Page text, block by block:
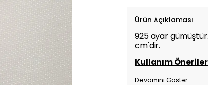
Ürün Açıklaması
925 ayar
cm'dir.
Kullanım
Devamını Göster